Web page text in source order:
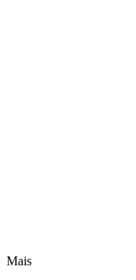
Mais